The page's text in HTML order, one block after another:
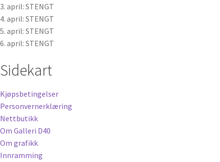
3. april: STENGT
4. april: STENGT
5. april: STENGT
6. april: STENGT
Sidekart
Kjøpsbetingelser
Personvernerklæring
Nettbutikk
Om Galleri D40
Om grafikk
Innramming